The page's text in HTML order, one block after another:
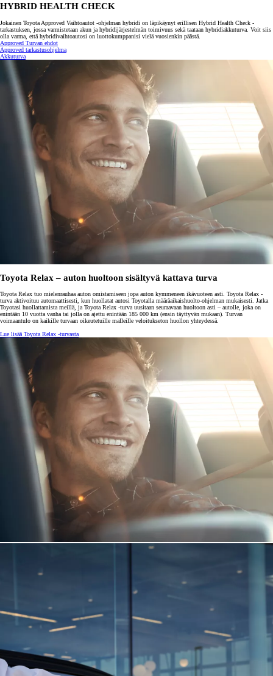
HYBRID HEALTH CHECK
Jokainen Toyota Approved Vaihtoautot -ohjelman hybridi on läpikäynyt erillisen Hybrid Health Check -
tarkastuksen, jossa varmistetaan akun ja hybridijärjestelmän toimivuus sekä taataan hybridiakkuturva. Voit siis
olla varma, että hybridivaihtoautosi on luottokumppanisi vielä vuosienkin päästä.
Approved Turvan ehdot
Approved tarkastusohjelma
Akkuturva
Toyota Relax – auton huoltoon sisältyvä kattava turva
Toyota Relax tuo mielenrauhaa auton omistamiseen jopa auton kymmeneen ikävuoteen asti. Toyota Relax -
turva aktivoituu automaattisesti, kun huollatat autosi Toyotalla määräaikaishuolto-ohjelman mukaisesti. Jatka
Toyotasi huollattamista meillä, ja Toyota Relax -turva uusitaan seuraavaan huoltoon asti – autolle, joka on
enintään 10 vuotta vanha tai jolla on ajettu enintään 185 000 km (ensin täyttyvän mukaan). Turvan
voimaantulo on kaikille turvaan oikeutetuille malleille veloitukseton huollon yhteydessä.
Lue lisää Toyota Relax -turvasta